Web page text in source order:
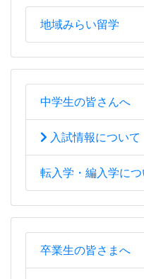
地域みらい留学
中学生の皆さんへ
入試情報について
転入学・編入学につ
卒業生の皆さまへ